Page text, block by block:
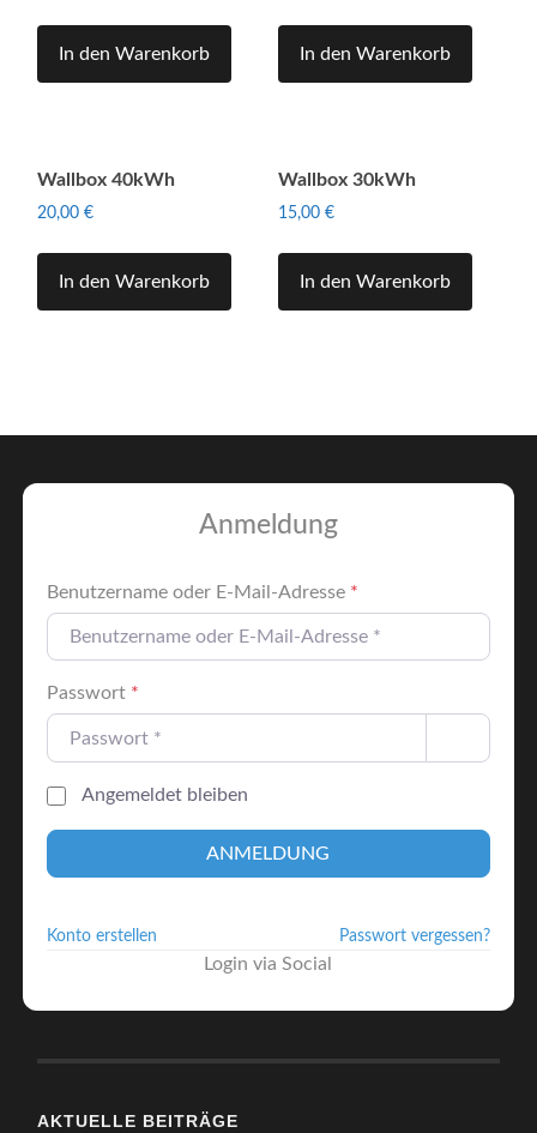
In den Warenkorb In den Warenkorb
Wallbox 40kWh
20,00€
In den Warenkorb
Wallbox 30kWh
15,00 €
In den Warenkorb
Anmeldung
Benutzername oder E-Mail-Adresse *
Passwort *
Angemeldet bleiben
ANMELDUNG
Konto erstellen Passwort vergessen?
Login via Social
AKTUELLE BEITRÄGE